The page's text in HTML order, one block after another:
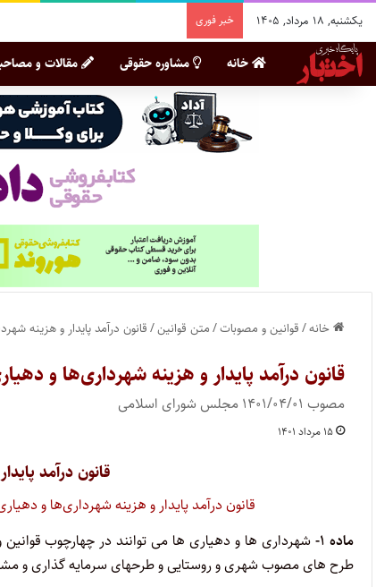
یکشنبه, ۱۸ مرداد, ۱۴۰۵ خبر فوری
خانه مشاوره حقوقی مقالات و
خانه/قوانین و مصوبات/متن قوانین/قانون درآمد پایدار و هزینه
قانون درآمد پایدار و هزینه شهرداری‌ها و
مصوب ۱۴۰۱/۰۴/۰۱ مجلس شورای اسلامی
۱۵ مرداد ۱۴۰۱
قانون درآمد
قانون درآمد پایدار و هزینه شهرداری‌ها و
ماده ۱-
شهرداری ها و دهیاری ها می توانند در چهارچوب قوانین
طرح های مصوب شهری و روستایی و طرحهای سرمایه گذاری و